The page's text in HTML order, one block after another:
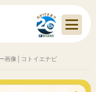
画像│コトイエナビ